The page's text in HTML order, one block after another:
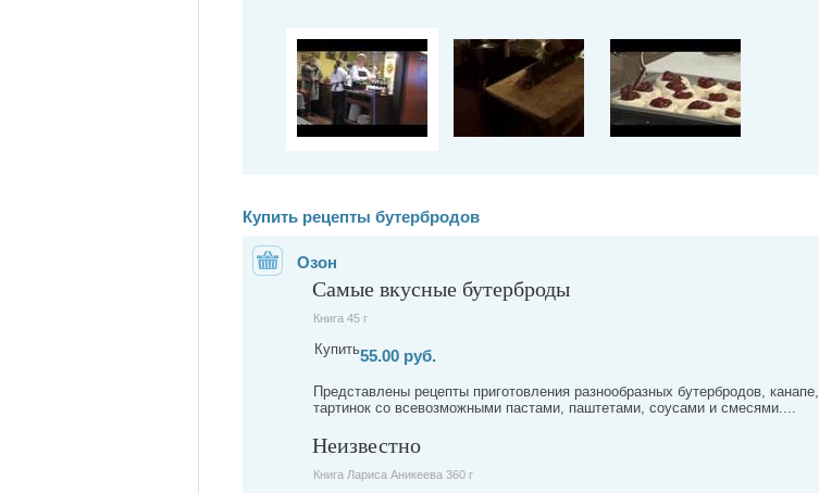
Купить рецепты бутербродов
Озон
Самые вкусные бутерброды
Книга 45 г
Купить55.00 руб.
Представлены рецепты приготовления разнообразных бутербродов, канапе,
тартинок со всевозможными пастами, паштетами, соусами и смесями....
Неизвестно
Книга Лариса Аникеева 360 г